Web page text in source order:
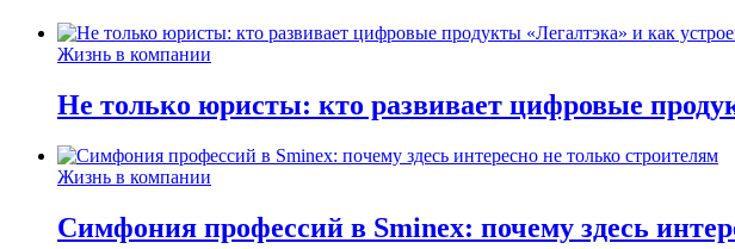
Жизнь в компании
Не только юристы: кто развивает цифровые
Жизнь в компании
Симфония профессий в Sminex: почему здесь